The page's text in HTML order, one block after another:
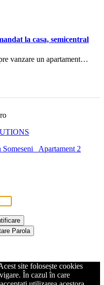
la casa, semicentral
vanzare un apartament…
Someseni
Apartament 2
Parola
site folosește cookies
În cazul în care